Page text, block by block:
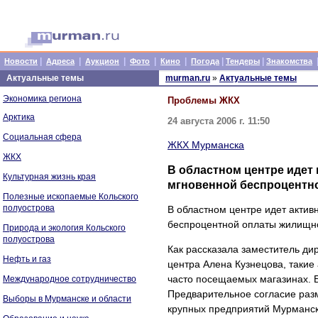
Новости Адреса Аукцион Фото Кино Погода Тендеры Знакомства
Актуальные темы
Экономика региона
Арктика
Социальная сфера
ЖКХ
Культурная жизнь края
Полезные ископаемые Кольского
полуострова
Природа и экология Кольского
полуострова
Нефть и газ
Международное сотрудничество
Выборы в Мурманске и области
murman.ru » Актуальные темы
Проблемы ЖКХ
24 августа 2006 г. 11:50
ЖКХ Мурманска
В областном центре идет
мгновенной
В областном центре идет
беспроцентной оплаты
Как рассказала заместитель
центра Алена Кузнецова,
часто посещаемых магазинах.
Предварительное согласие
крупных предприятий